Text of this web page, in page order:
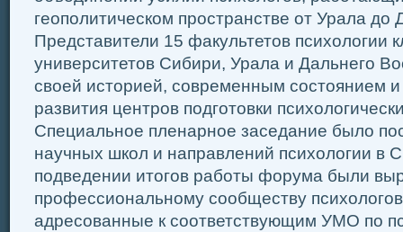
геополитическом пространстве от Урала до
Представители 15 факультетов психологии
университетов Сибири, Урала и Дальнего
своей историей, современным состоянием и
развития центров подготовки
Специальное пленарное заседание было
научных школ и направлений психологии в
подведении итогов работы форума были
профессиональному сообществу
адресованные к соответствующим УМО по